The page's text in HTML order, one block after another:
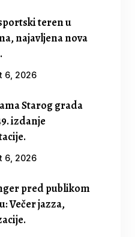
teren u
najavljena nova
6, 2026
Starog grada
izdanje
6, 2026
pred publikom
Večer jazza,